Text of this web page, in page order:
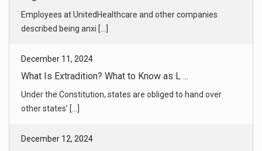
What Is Extradition? What to Know as L ...
other states’ [...]
Humbled in Syria, Putin Seeks Vindicat ...
definitive victo [...]